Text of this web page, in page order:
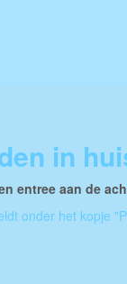
in
entree aan de
onder het kopje